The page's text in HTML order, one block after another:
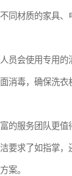
同材质的家具、
员会使用专用
消毒，确保洗衣
的服务团队更值
要求了如指掌
案。